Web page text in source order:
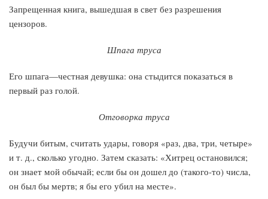
Запрещенная книга, вышедшая в свет без разрешения
цензоров.
Шпага труса
Его шпага—честная девушка: она стыдится показаться в
первый раз голой.
Отговорка труса
Будучи битым, считать удары, говоря «раз, два, три, четыре»
и т. д., сколько угодно. Затем сказать: «Хитрец остановился;
он знает мой обычай; если бы он дошел до (такого-то) числа,
он был бы мертв; я бы его убил на месте».